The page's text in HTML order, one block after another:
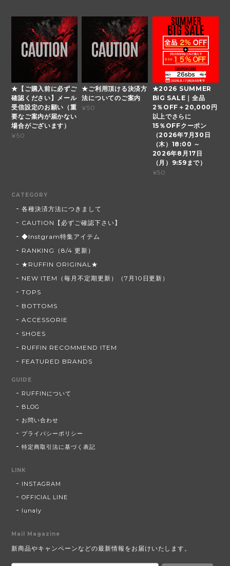
★【ご購入前に必ずご
確認ください】メール
受信設定のお願い（重
要なご案内が届かない
場合がございます）
¥50
★ご利用頂ける決済方
法についてのご案内
¥50
★2026 SUMMER
BIG SALE｜全品
2％OFF＋20,000円
以上でさらに
15％OFFクーポン
（2026年7月30日
（木）18:00 ～
2026年8月17日
（月）9:59まで）
¥50
CATEGORY
各種決済方法につきまして
CAUTION【必ずご確認下さい】
◆Instgram特集アイテム
RANKING（8/4 更新）
★RUFFIN ORIGINAL★
NEW ITEM（毎月不定期更新）（7月10日更新）
TOPS
BOTTOMS
ACCESSORIE
SHOES
RUFFIN RECOMMEND ITEM
FEATURED BRANDS
GUIDE
RUFFINについて
BLOG
お問い合わせ
プライバシーポリシー
特定商取引法に基づく表記
LINK
INSTAGRAM
OFFICIAL LINE
lunaly
Mail Magazine
新商品やキャンペーンなどの最新情報をお届けいたします。